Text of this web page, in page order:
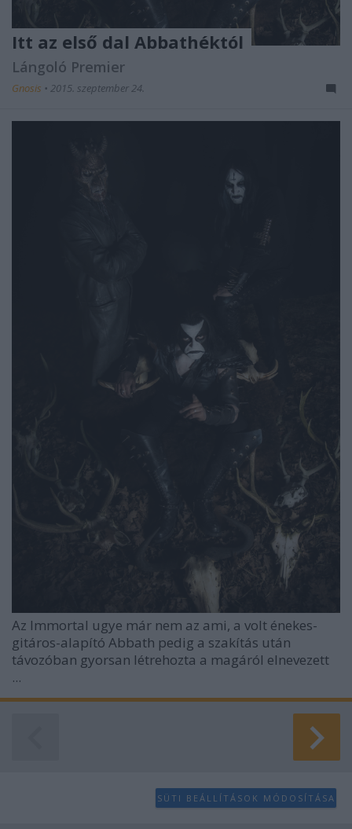
Itt az első dal Abbathéktól
Lángoló Premier
Gnosis • 2015. szeptember 24.
Az Immortal ugye már nem az ami, a volt énekes-
gitáros-alapító Abbath pedig a szakítás után
távozóban gyorsan létrehozta a magáról elnevezett
...
SÜTI BEÁLLÍTÁSOK MÓDOSÍTÁSA